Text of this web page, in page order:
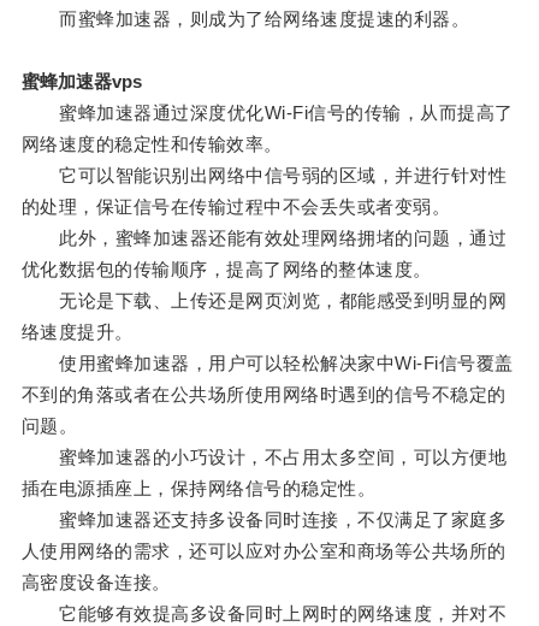
而蜜蜂加速器，则成为了给网络速度提速的利器。
蜜蜂加速器vps
蜜蜂加速器通过深度优化Wi-Fi信号的传输，从而提高了
网络速度的稳定性和传输效率。
它可以智能识别出网络中信号弱的区域，并进行针对性
的处理，保证信号在传输过程中不会丢失或者变弱。
此外，蜜蜂加速器还能有效处理网络拥堵的问题，通过
优化数据包的传输顺序，提高了网络的整体速度。
无论是下载、上传还是网页浏览，都能感受到明显的网
络速度提升。
使用蜜蜂加速器，用户可以轻松解决家中Wi-Fi信号覆盖
不到的角落或者在公共场所使用网络时遇到的信号不稳定的
问题。
蜜蜂加速器的小巧设计，不占用太多空间，可以方便地
插在电源插座上，保持网络信号的稳定性。
蜜蜂加速器还支持多设备同时连接，不仅满足了家庭多
人使用网络的需求，还可以应对办公室和商场等公共场所的
高密度设备连接。
它能够有效提高多设备同时上网时的网络速度，并对不